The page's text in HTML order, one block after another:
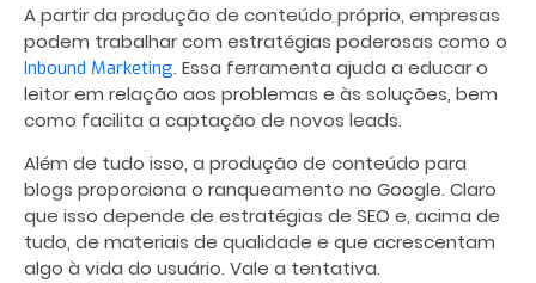
A partir da produção de conteúdo próprio, empresas
podem trabalhar com estratégias poderosas como o
Inbound Marketing. Essa ferramenta ajuda a educar o
leitor em relação aos problemas e às soluções, bem
como facilita a captação de novos leads.
Além de tudo isso, a produção de conteúdo para
blogs proporciona o ranqueamento no Google. Claro
que isso depende de estratégias de SEO e, acima de
tudo, de materiais de qualidade e que acrescentam
algo à vida do usuário. Vale a tentativa.